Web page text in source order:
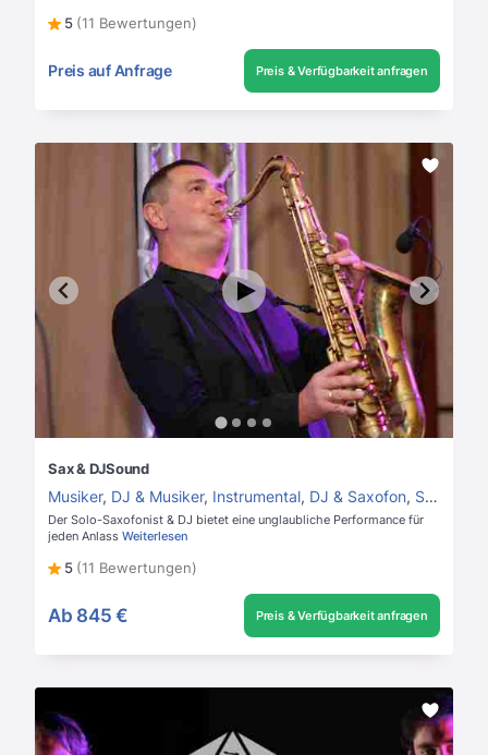
5 (11 Bewertungen)
Preis auf Anfrage Preis & Verfügbarkeit anfragen
Sax & DJSound
Musiker, DJ & Musiker, Instrumental, DJ & Saxofon, Saxofonist
Der Solo-Saxofonist & DJ bietet eine unglaubliche Performance für
jeden Anlass Weiterlesen
5 (11 Bewertungen)
Ab 845 € Preis & Verfügbarkeit anfragen